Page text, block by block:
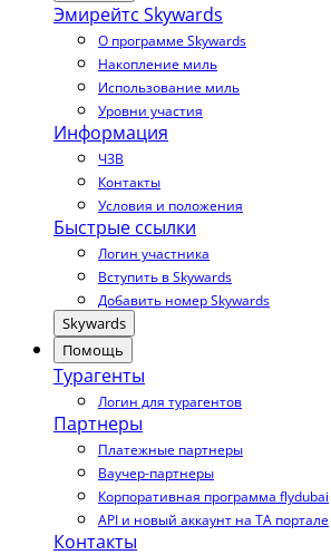
Эмирейтс Skywards
О программе Skywards
Накопление миль
Использование миль
Уровни участия
Информация
ЧЗВ
Контакты
Условия и положения
Быстрые ссылки
Логин участника
Вступить в Skywards
Добавить номер Skywards
Skywards
Помощь
Турагенты
Логин для турагентов
Партнеры
Платежные партнеры
Ваучер-партнеры
Корпоративная программа flydubai
API и новый аккаунт на TA портале
Контакты